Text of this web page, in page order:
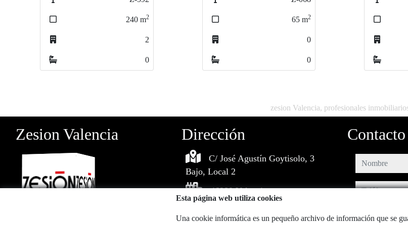
65m2 150m2
0
0
65 m2
0
0
150m2
0
0
zesion Valencia, profesionales
Zesion Valencia Dirección
C/ José Agustín Goytisolo, 3
Bajo, Local 2
46980 Valencia
Contacto
nombre
teléfono
e-mail
Esta página web utiliza cookies
Una cookie informática es un pequeño archivo de información que se